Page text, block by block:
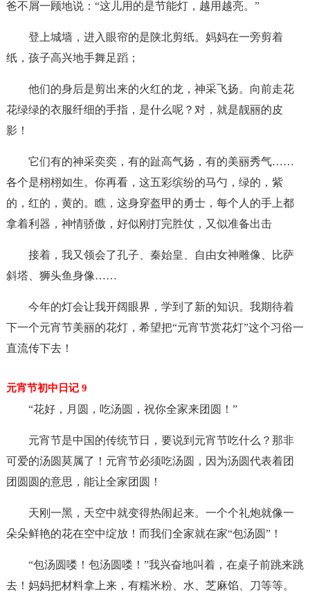
爸不屑一顾地说：“这儿用的是节能灯，越用越亮。”
登上城墙，进入眼帘的是陕北剪纸。妈妈在一旁剪着
纸，孩子高兴地手舞足蹈；
他们的身后是剪出来的火红的龙，神采飞扬。向前走花
花绿绿的衣服纤细的手指，是什么呢？对，就是靓丽的皮
影！
它们有的神采奕奕，有的趾高气扬，有的美丽秀气……
各个是栩栩如生。你再看，这五彩缤纷的马勺，绿的，紫
的，红的，黄的。瞧，这身穿盔甲的勇士，每个人的手上都
拿着利器，神情骄傲，好似刚打完胜仗，又似准备出击
接着，我又领会了孔子、秦始皇、自由女神雕像、比萨
斜塔、狮头鱼身像……
今年的灯会让我开阔眼界，学到了新的知识。我期待着
下一个元宵节美丽的花灯，希望把“元宵节赏花灯”这个习俗一
直流传下去！
元宵节初中日记 9
“花好，月圆，吃汤圆，祝你全家来团圆！”
元宵节是中国的传统节日，要说到元宵节吃什么？那非
可爱的汤圆莫属了！元宵节必须吃汤圆，因为汤圆代表着团
团圆圆的意思，能让全家团圆！
天刚一黑，天空中就变得热闹起来。一个个礼炮就像一
朵朵鲜艳的花在空中绽放！而我们全家就在家“包汤圆”！
“包汤圆喽！包汤圆喽！”我兴奋地叫着，在桌子前跳来跳
去！妈妈把材料拿上来，有糯米粉、水、芝麻馅、刀等等。